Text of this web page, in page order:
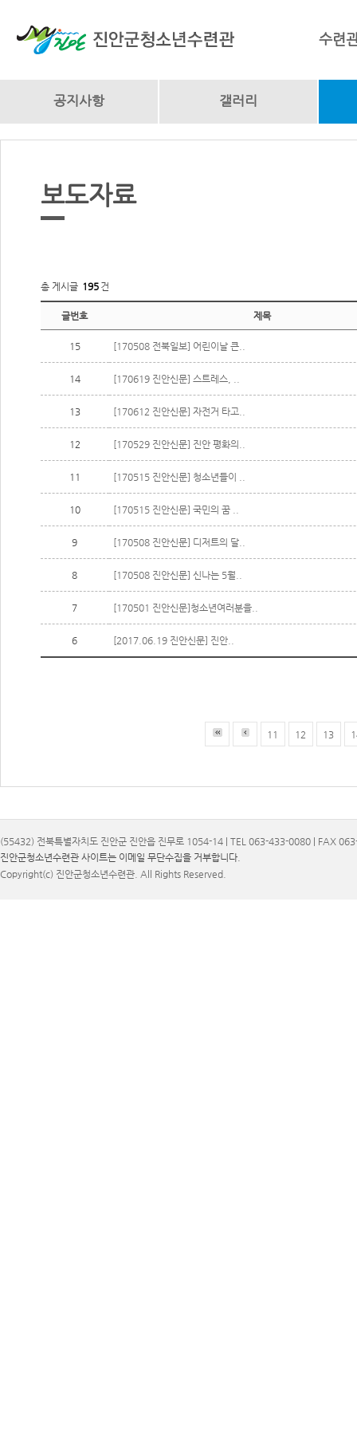
수련
공지사항 갤러리
보도자료
총 게시글 195 건
글번호 제목
15 [170508 전북일보] 어린이날 큰..
14 [170619 진안신문] 스트레스, ..
13 [170612 진안신문] 자전거 타고..
12 [170529 진안신문] 진안 평화의..
11 [170515 진안신문] 청소년들이 ..
10 [170515 진안신문] 국민의 꿈 ..
9 [170508 진안신문] 디저트의 달..
8 [170508 진안신문] 신나는 5월..
7 [170501 진안신문]청소년여러분을..
6 [2017.06.19 진안신문] 진안..
11 12 13
(55432) 전북특별자치도 진안군 진안읍 진무로 1054-14 | TEL 063-433-0080 | FAX
진안군청소년수련관 사이트는 이메일 무단수집을 거부합니다.
Copyright(c) 진안군청소년수련관. All Rights Reserved.